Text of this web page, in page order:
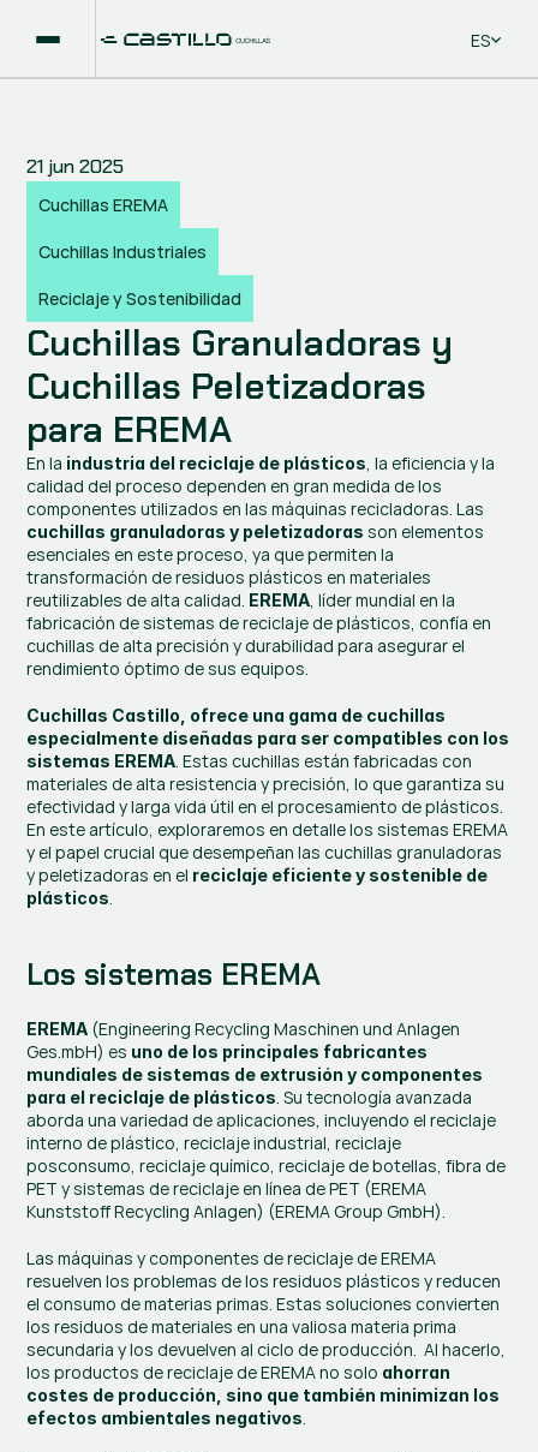
Select
ES
21 jun 2025
Cuchillas EREMA
Cuchillas Industriales
Reciclaje y Sostenibilidad
Cuchillas Granuladoras y
Cuchillas Peletizadoras
para EREMA
En la industria del reciclaje de plásticos, la eficiencia y la
calidad del proceso dependen en gran medida de los
cuchillas granuladoras y peletizadoras son elementos
esenciales en este proceso, ya que permiten la
transformación de residuos plásticos en materiales
reutilizables de alta calidad. EREMA, líder mundial en la
fabricación de sistemas de reciclaje de plásticos, confía en
cuchillas de alta precisión y durabilidad para asegurar el
rendimiento óptimo de sus equipos.
Cuchillas Castillo, ofrece una gama de cuchillas
especialmente diseñadas para ser compatibles con los
sistemas EREMA. Estas cuchillas están fabricadas con
materiales de alta resistencia y precisión, lo que garantiza su
efectividad y larga vida útil en el procesamiento de plásticos.
En este artículo, exploraremos en detalle los sistemas EREMA
y el papel crucial que desempeñan las cuchillas granuladoras
y peletizadoras en el reciclaje eficiente y sostenible de
plásticos.
Los sistemas EREMA
EREMA (Engineering Recycling Maschinen und Anlagen
Ges.mbH) es uno de los principales fabricantes
mundiales de sistemas de extrusión y componentes
para el reciclaje de plásticos. Su tecnología avanzada
aborda una variedad de aplicaciones, incluyendo el reciclaje
interno de plástico, reciclaje industrial, reciclaje
posconsumo, reciclaje químico, reciclaje de botellas, fibra de
PET y sistemas de reciclaje en línea de PET​ (EREMA
Kunststoff Recycling Anlagen)​​ (EREMA Group GmbH)​.
Las máquinas y componentes de reciclaje de EREMA
resuelven los problemas de los residuos plásticos y reducen
el consumo de materias primas. Estas soluciones convierten
los residuos de materiales en una valiosa materia prima
secundaria y los devuelven al ciclo de producción.  Al hacerlo,
los productos de reciclaje de EREMA no solo ahorran
costes de producción, sino que también minimizan los
efectos ambientales negativos.